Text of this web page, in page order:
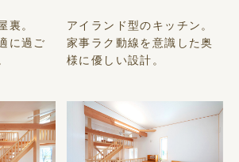
裏。
に過ご
アイランド型のキッチン。
家事ラク動線を意識した奥
様に優しい設計。